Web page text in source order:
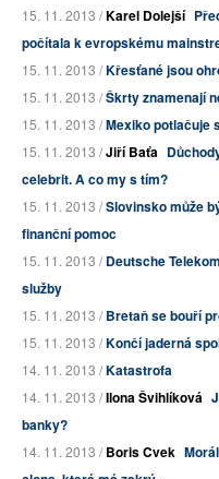
15. 11. 2013 /Karel Dolejší
počítala k evropskému
15. 11. 2013 /Křesťané jsou
15. 11. 2013 /Škrty znamenají
15. 11. 2013 /Mexiko potlačuje
15. 11. 2013 /Jiří Baťa
celebrit. A co my s tím?
15. 11. 2013 /Slovinsko může
finanční pomoc
15. 11. 2013 /Deutsche
služby
15. 11. 2013 /Bretaň se bouří
15. 11. 2013 /Končí jaderná
14. 11. 2013 /Katastrofa
14. 11. 2013 /Ilona Švihlíková
banky?
14. 11. 2013 /Boris Cvek